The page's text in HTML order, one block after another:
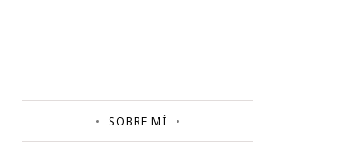
SOBRE MÍ